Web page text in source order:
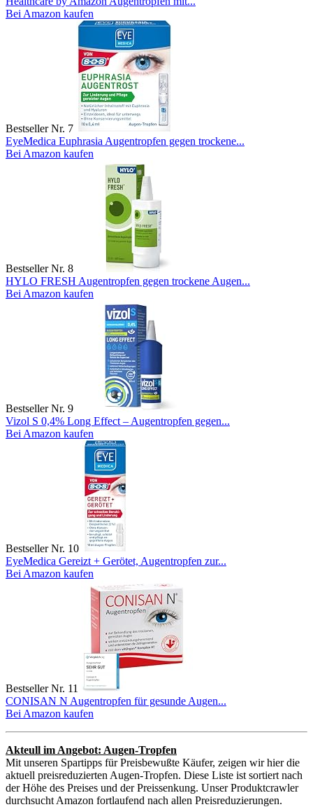
Bei Amazon kaufen
Bestseller Nr. 7
EyeMedica Euphrasia Augentropfen gegen trockene...
Bei Amazon kaufen
Bestseller Nr. 8
HYLO FRESH Augentropfen gegen trockene Augen...
Bei Amazon kaufen
Bestseller Nr. 9
Vizol S 0,4% Long Effect – Augentropfen gegen...
Bei Amazon kaufen
Bestseller Nr. 10
EyeMedica Gereizt + Gerötet, Augentropfen zur...
Bei Amazon kaufen
Bestseller Nr. 11
CONISAN N Augentropfen für gesunde Augen...
Bei Amazon kaufen
Akteull im Angebot: Augen-Tropfen
Mit unseren Spartipps für Preisbewußte Käufer, zeigen wir hier die
aktuell preisreduzierten Augen-Tropfen. Diese Liste ist sortiert nach
der Höhe des Preises und der Preissenkung. Unser Produktcrawler
durchsucht Amazon fortlaufend nach allen Preisreduzierungen.